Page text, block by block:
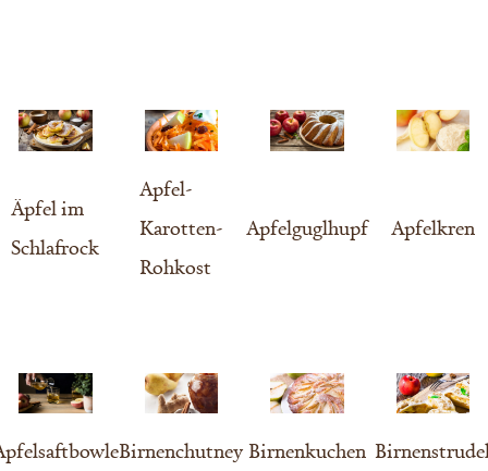
Äpfel im
Schlafrock
Apfel-
Karotten-
Rohkost
Apfelguglhupf Apfelkren
BirnenchutneyBirnenkuchen